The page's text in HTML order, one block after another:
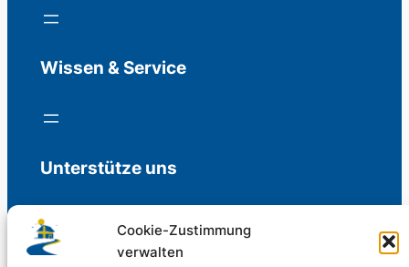
Cookie-Zustimmung
verwalten
Wissen & Service
Unterstütze uns
Freiwillige Spenden für die Aufrechterhaltung